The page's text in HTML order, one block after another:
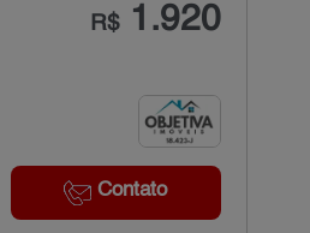
R$1.920
Contato